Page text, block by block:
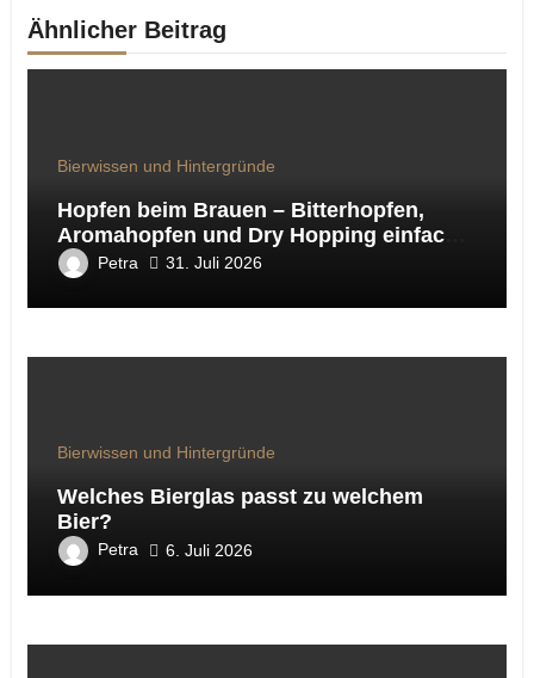
Ähnlicher Beitrag
Bierwissen und Hintergründe
Hopfen beim Brauen – Bitterhopfen,
Aromahopfen und Dry Hopping einfach
erklärt
Petra 31. Juli 2026
Bierwissen und Hintergründe
Welches Bierglas passt zu welchem
Bier?
Petra 6. Juli 2026